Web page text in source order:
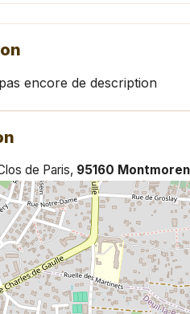
encore de description
de Paris, 95160